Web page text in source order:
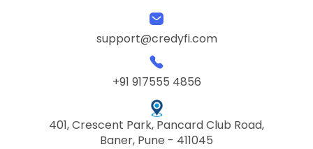
support@credyfi.com
+91 917555 4856
401, Crescent Park, Pancard Club Road,
Baner, Pune - 411045